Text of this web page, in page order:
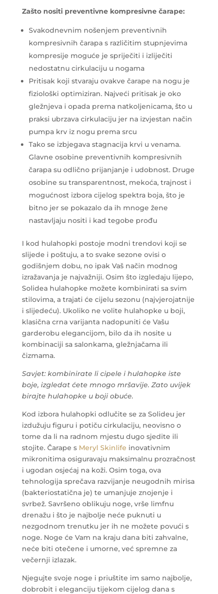
Zašto nositi preventivne kompresivne čarape:
Svakodnevnim nošenjem preventivnih
kompresivnih čarapa s različitim stupnjevima
kompresije moguće je spriječiti i izliječiti
nedostatnu cirkulaciju u nogama
Pritisak koji stvaraju ovakve čarape na nogu je
fiziološki optimiziran. Najveći pritisak je oko
gležnjeva i opada prema natkoljenicama, što u
praksi ubrzava cirkulaciju jer na izvjestan način
pumpa krv iz nogu prema srcu
Tako se izbjegava stagnacija krvi u venama.
Glavne osobine preventivnih kompresivnih
čarapa su odlično prijanjanje i udobnost. Druge
osobine su transparentnost, mekoća, trajnost i
mogućnost izbora cijelog spektra boja, što je
bitno jer se pokazalo da ih mnoge žene
nastavljaju nositi i kad tegobe prođu
I kod hulahopki postoje modni trendovi koji se
slijede i poštuju, a to svake sezone ovisi o
godišnjem dobu, no ipak Vaš način modnog
izražavanja je najvažniji. Osim što izgledaju lijepo,
Solidea hulahopke možete kombinirati sa svim
stilovima, a trajati će cijelu sezonu (najvjerojatnije
i slijedeću). Ukoliko ne volite hulahopke u boji,
klasična crna varijanta nadopuniti će Vašu
garderobu elegancijom, bilo da ih nosite u
kombinaciji sa salonkama, gležnjačama ili
čizmama.
Savjet: kombinirate li cipele i hulahopke iste
boje, izgledat ćete mnogo mršavije. Zato uvijek
birajte hulahopke u boji obuće.
Kod izbora hulahopki odlučite se za Solideu jer
izdužuju figuru i potiču cirkulaciju, neovisno o
tome da li na radnom mjestu dugo sjedite ili
stojite. Čarape s Meryl Skinlife inovativnim
mikronitima osiguravaju maksimalnu prozračnost
i ugodan osjećaj na koži. Osim toga, ova
tehnologija sprečava razvijanje neugodnih mirisa
(bakteriostatična je) te umanjuje znojenje i
svrbež. Savršeno oblikuju noge, vrše limfnu
drenažu i što je najbolje neće puknuti u
nezgodnom trenutku jer ih ne možete povući s
noge. Noge će Vam na kraju dana biti zahvalne,
neće biti otečene i umorne, već spremne za
večernji izlazak.
Njegujte svoje noge i priuštite im samo najbolje,
dobrobit i eleganciju tijekom cijelog dana s